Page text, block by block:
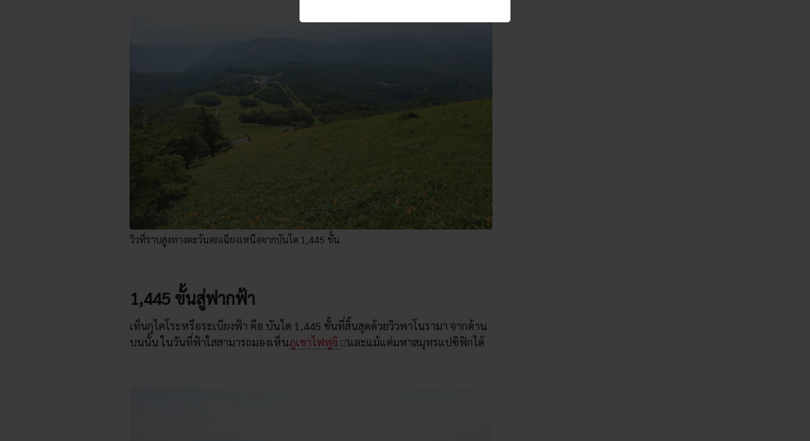
วิวที่ราบสูงทางตะวันตกเฉียงเหนือจากบันได 1,445 ขั้น
1,445 ขั้นสู่ฟากฟ้า
เท็นกุไคโระหรือระเบียงฟ้า คือ บันได 1,445 ขั้นที่สิ้นสุดด้วยวิวพาโนรามา จากด้าน
บนนั้น ในวันที่ฟ้าใสสามารถมองเห็นภูเขาไฟฟูจิ และแม้แต่มหาสมุทรแปซิฟิกได้